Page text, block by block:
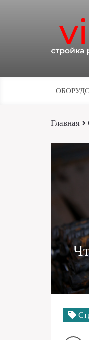
Главная